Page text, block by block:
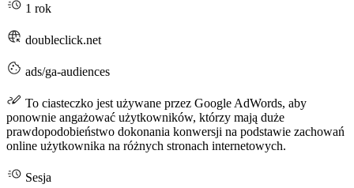
1 rok
doubleclick.net
ads/ga-audiences
To ciasteczko jest używane przez Google AdWords, aby
ponownie angażować użytkowników, którzy mają duże
prawdopodobieństwo dokonania konwersji na podstawie zachowań
online użytkownika na różnych stronach internetowych.
Sesja